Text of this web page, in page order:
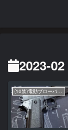
2023-02
(10禁)電動ブローバックハンドガン